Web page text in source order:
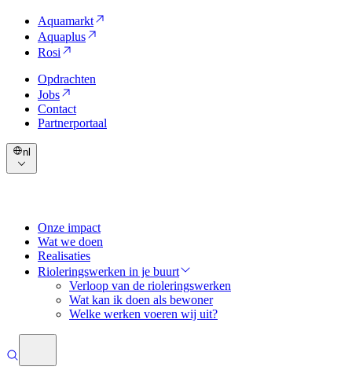
Aquamarkt
Aquaplus
Rosi
Opdrachten
Jobs
Contact
Partnerportaal
nl
Onze impact
Wat we doen
Realisaties
Rioleringswerken in je buurt
Verloop van de rioleringswerken
Wat kan ik doen als bewoner
Welke werken voeren wij uit?